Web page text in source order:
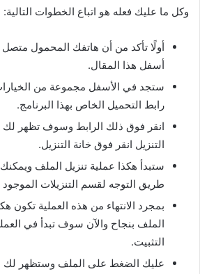
وكل ما عليك فعله هو اتباع الخطوات التالية:
أولًا تأكد من أن هاتفك المحمول متصل
أسفل هذا المقال.
ستجد في الأسفل مجموعة من
رابط التحميل الخاص بهذا البرنامج.
انقر فوق ذلك الرابط وسوف تظهر لك
التنزيل انقر فوق خانة التنزيل.
ستبدأ هكذا عملية تنزيل الملف
طريق التوجه لقسم التنزيلات
بمجرد الانتهاء من هذه العملية
الملف بنجاح والآن سوف تبدأ في
التثبيت.
عليك الضغط على الملف وستظهر لك